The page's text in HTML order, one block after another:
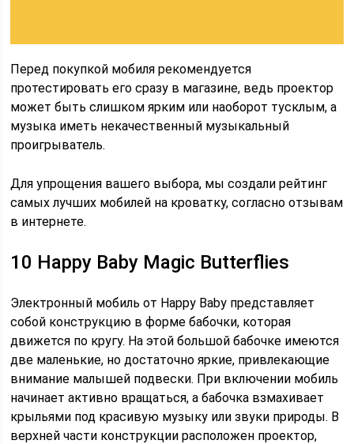
Перед покупкой мобиля рекомендуется
протестировать его сразу в магазине, ведь проектор
может быть слишком ярким или наоборот тусклым, а
музыка иметь некачественный музыкальный
проигрыватель.
Для упрощения вашего выбора, мы создали рейтинг
самых лучших мобилей на кроватку, согласно отзывам
в интернете.
10 Happy Baby Magic Butterflies
Электронный мобиль от Happy Baby представляет
собой конструкцию в форме бабочки, которая
движется по кругу. На этой большой бабочке имеются
две маленькие, но достаточно яркие, привлекающие
внимание малышей подвески. При включении мобиль
начинает активно вращаться, а бабочка взмахивает
крыльями под красивую музыку или звуки природы. В
верхней части конструкции расположен проектор,